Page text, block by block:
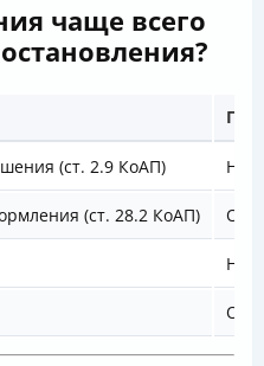
чаще всего
(ст. 2.9 КоАП)
(ст. 28.2 КоАП)